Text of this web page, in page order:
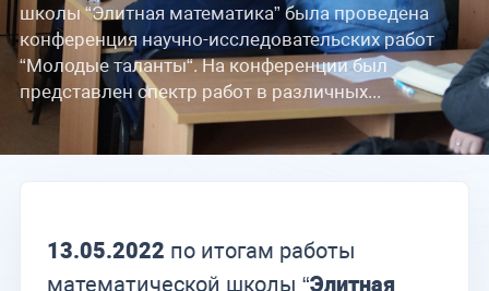
школы “Элитная математика” была проведена
конференция научно-исследовательских работ
“Молодые таланты“. На конференции был
представлен спектр работ в различных...
13.05.2022 по итогам работы
математической школы “Элитная